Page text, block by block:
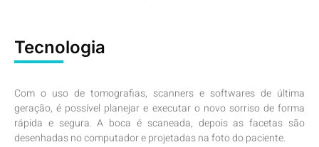
Tecnologia
Com o uso de tomografias, scanners e softwares de última
geração, é possível planejar e executar o novo sorriso de forma
rápida e segura. A boca é scaneada, depois as facetas são
desenhadas no computador e projetadas na foto do paciente.